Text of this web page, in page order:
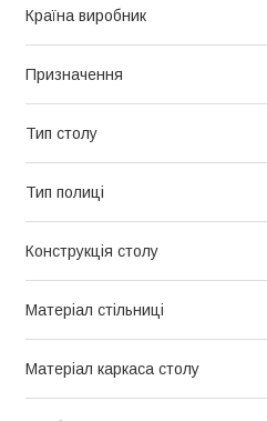
Країна виробник
Призначення
Тип столу
Тип полиці
Конструкція столу
Матеріал стільниці
Матеріал каркаса столу